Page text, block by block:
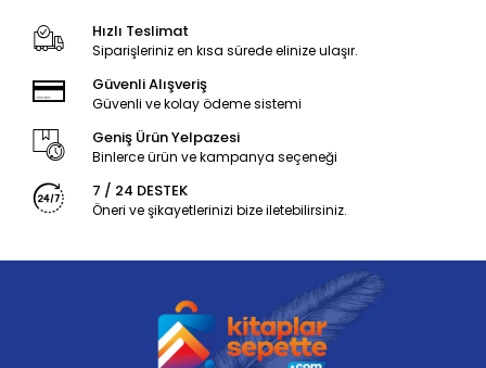
Hızlı Teslimat
Siparişleriniz en kısa sürede elinize ulaşır.
Güvenli Alışveriş
Güvenli ve kolay ödeme sistemi
Geniş Ürün Yelpazesi
Binlerce ürün ve kampanya seçeneği
7 / 24 DESTEK
Öneri ve şikayetlerinizi bize iletebilirsiniz.